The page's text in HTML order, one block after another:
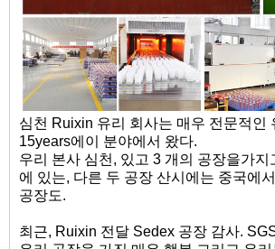
심천 Ruixin 유리 회사는 매우 전문적인
15years에이 분야에서 왔다.
우리 본사 심천, 있고 3 개의 공장을가지
에 있는, 다른 두 공장 산시에는 중국에
공장도.
최근, Ruixin 전달 Sedex 공장 감사.